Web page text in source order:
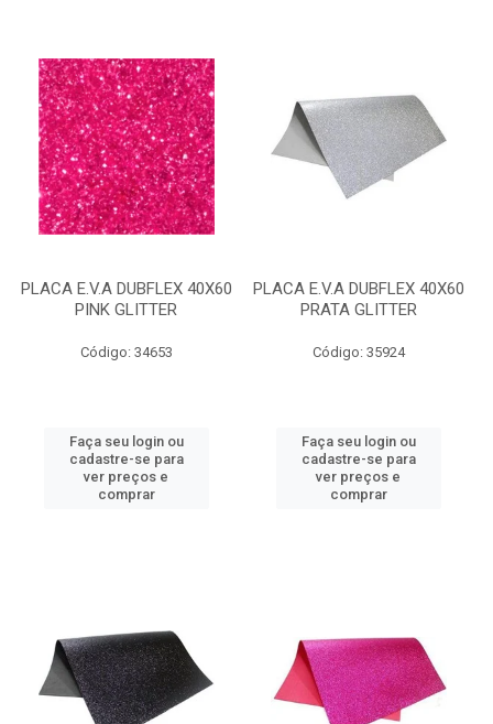
PLACA E.V.A DUBFLEX 40X60
PINK GLITTER
Código: 34653
Faça seu login ou
cadastre-se para
ver preços e
comprar
PLACA E.V.A DUBFLEX 40X60
PRATA GLITTER
Código: 35924
Faça seu login ou
cadastre-se para
ver preços e
comprar